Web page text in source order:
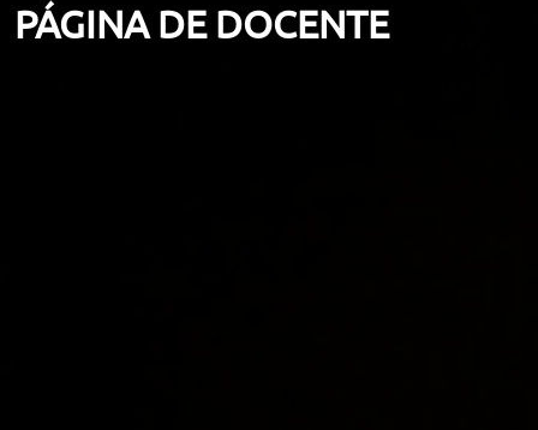
PÁGINA DE DOCENTE